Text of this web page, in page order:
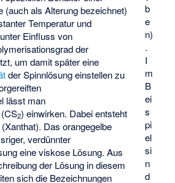
b
e
n)
.
I
m
B
ei
s
pi
el
si
n
d
(auch als Alterung bezeichnet)
Temperatur und
Einfluss von
der
um damit später eine
der Spinnlösung einstellen zu
lässt man
2) einwirken. Dabei entsteht
(Xanthat). Das orangegelbe
verdünnter
eine viskose Lösung. Aus
der Lösung in diesem
sich die Bezeichnungen